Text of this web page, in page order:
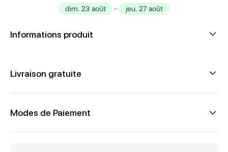
dim. 23 août – jeu. 27 août
Informations produit
Livraison gratuite
Modes de Paiement